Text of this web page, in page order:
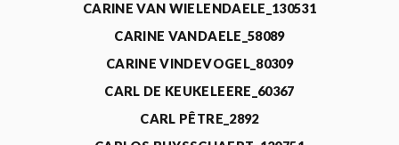
CARINE VAN WIELENDAELE_130531
CARINE VANDAELE_58089
CARINE VINDEVOGEL_80309
CARL DE KEUKELEERE_60367
CARL PÊTRE_2892